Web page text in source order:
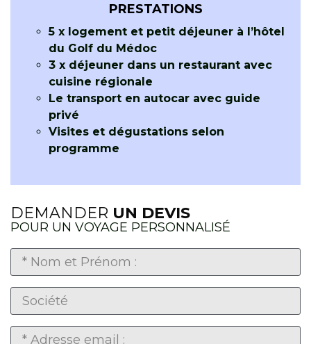
PRESTATIONS
5 x logement et petit déjeuner à l’hôtel
du Golf du Médoc
3 x déjeuner dans un restaurant avec
cuisine régionale
Le transport en autocar avec guide
privé
Visites et dégustations selon
programme
DEMANDER UN DEVIS
POUR UN VOYAGE PERSONNALISÉ